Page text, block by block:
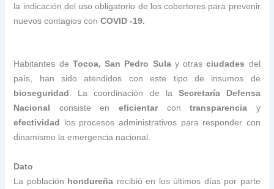
la indicación del uso obligatorio de los cobertores para prevenir
nuevos contagios conCOVID -19.
Habitantes de Tocoa, San Pedro Sulay otrasciudades del
país, han sido atendidos con este tipo de insumos de
bioseguridad. La coordinación de la Secretaría Defensa
Nacional consiste en eficientarcontransparencia y
efectividad los procesos administrativos para responder con
dinamismo la emergencia nacional.
Dato
La población hondureña recibió en los últimos días por parte